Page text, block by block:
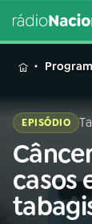
MENU
Buscar
na
Rádio
Nacional
EPISÓDIO
casos